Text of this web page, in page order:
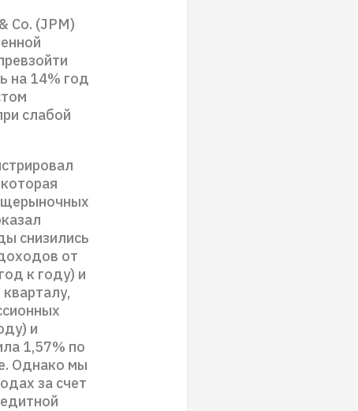
Co. (JPM)
на 14% год
слабой
снизились
от
к году) и
и
1,57% по
Однако мы
за счет